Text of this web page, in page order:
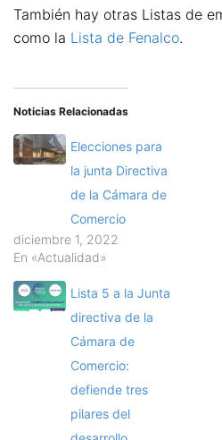
También hay otras Listas de
como la Lista de Fenalco.
Noticias Relacionadas
Elecciones para
la junta Directiva
de la Cámara de
Comercio
diciembre 1, 2022
En «Actualidad»
Lista 5 a la Junta
directiva de la
Cámara de
Comercio:
defiende tres
pilares del